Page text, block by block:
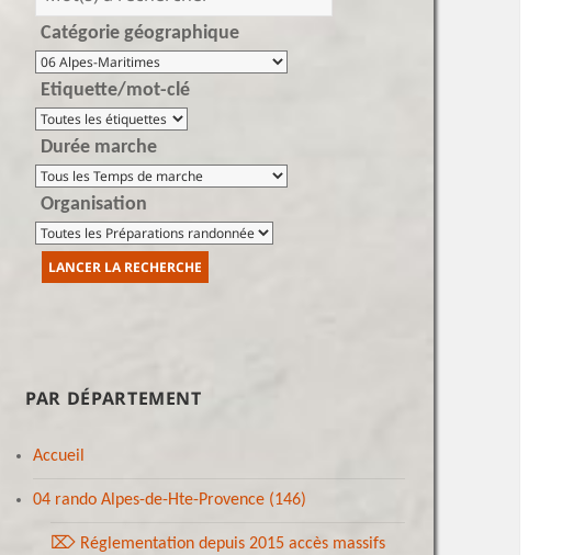
Catégorie géographique
Etiquette/mot-clé
Durée marche
Organisation
PAR DÉPARTEMENT
Accueil
04 rando Alpes-de-Hte-Provence (146)
⌦ Réglementation depuis 2015 accès massifs